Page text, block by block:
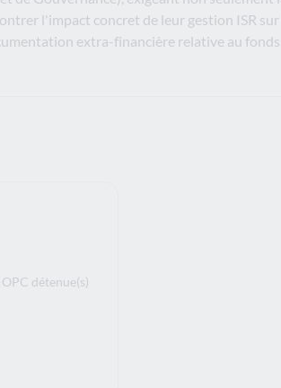
l'impact concret de leur gestion ISR
extra-financière relative au
détenue(s)